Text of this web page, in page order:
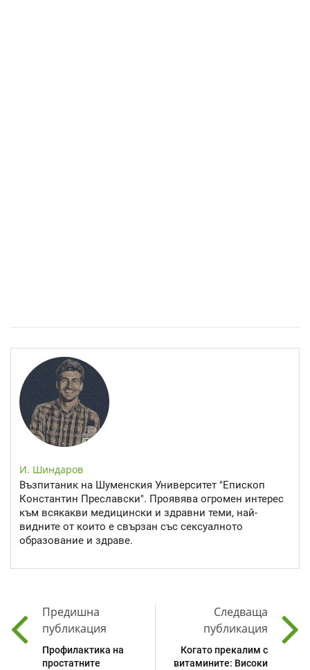
И. Шиндаров
Възпитаник на Шуменския Университет "Епископ
Константин Преславски". Проявява огромен интерес
към всякакви медицински и здравни теми, най-
видните от които е свързан със сексуалното
образование и здраве.
Предишна
публикация
Профилактика на
простатните
Следваща
публикация
Когато прекалим с
витамините: Високи